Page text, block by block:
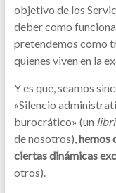
objetivo de los
deber como
pretendemos como
quienes viven en la
Y es que, seamos
«Silencio
burocrático» (un
de nosotros),hemos
ciertas dinámicas
otros).